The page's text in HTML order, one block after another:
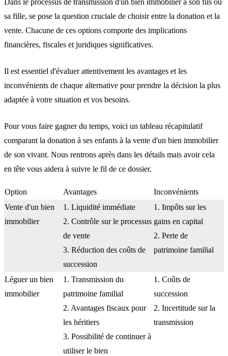
Dans le processus de transmission d'un bien immobilier à son fils ou
sa fille, se pose la question cruciale de choisir entre la donation et la
vente. Chacune de ces options comporte des implications
financières, fiscales et juridiques significatives.
Il est essentiel d'évaluer attentivement les avantages et les
inconvénients de chaque alternative pour prendre la décision la plus
adaptée à votre situation et vos besoins.
Pour vous faire gagner du temps, voici un tableau récapitulatif
comparant la donation à ses enfants à la vente d'un bien immobilier
de son vivant. Nous rentrons après dans les détails mais avoir cela
en tête vous aidera à suivre le fil de ce dossier.
Option Avantages
Inconvénients
Vente d'un bien
immobilier
1. Liquidité immédiate
2. Contrôle sur le processus
de vente
3. Réduction des coûts de
succession
1. Impôts sur les
gains en capital
2. Perte de
patrimoine familial
Léguer un bien
immobilier
1. Transmission du
patrimoine familial
2. Avantages fiscaux pour
les héritiers
3. Possibilité de continuer à
utiliser le bien
1. Coûts de
succession
2. Incertitude sur la
transmission